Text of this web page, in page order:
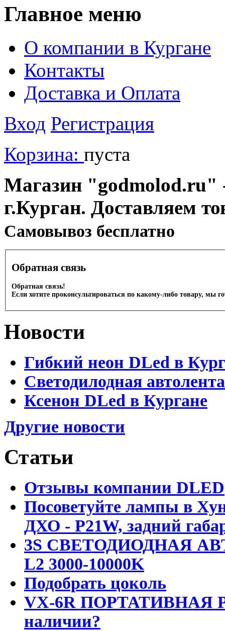
Главное меню
О компании в Кургане
Контакты
Доставка и Оплата
Вход Регистрация
Корзина: пуста
Магазин "godmolod.ru"
г.Курган. Доставляем
Cамовывоз бесплатно
Обратная связь
Обратная связь!
Если хотите проконсультироваться по какому-либо товару, мы
Новости
Гибкий неон DLed в
Светодилодная
Ксенон DLed в Кургане
Другие новости
Статьи
Отзывы компании DLED
Посоветуйте лампы в
ДХО - P21W, задний
3S СВЕТОДИОДНАЯ
L2 3000-10000K
Подобрать цоколь
VX-6R ПОРТАТИВНАЯ
наличии?